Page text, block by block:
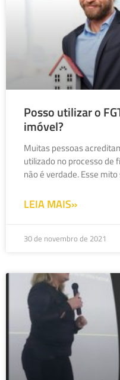
Posso utilizar o
imóvel?
Muitas pessoas
utilizado no processo de
não é verdade. Esse
LEIA MAIS»
30 de novembro de 2021